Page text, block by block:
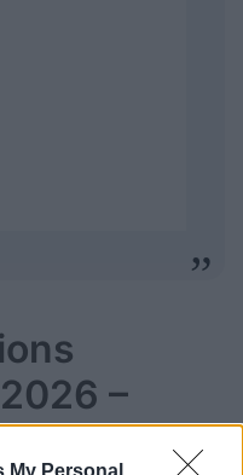
My Personal
–